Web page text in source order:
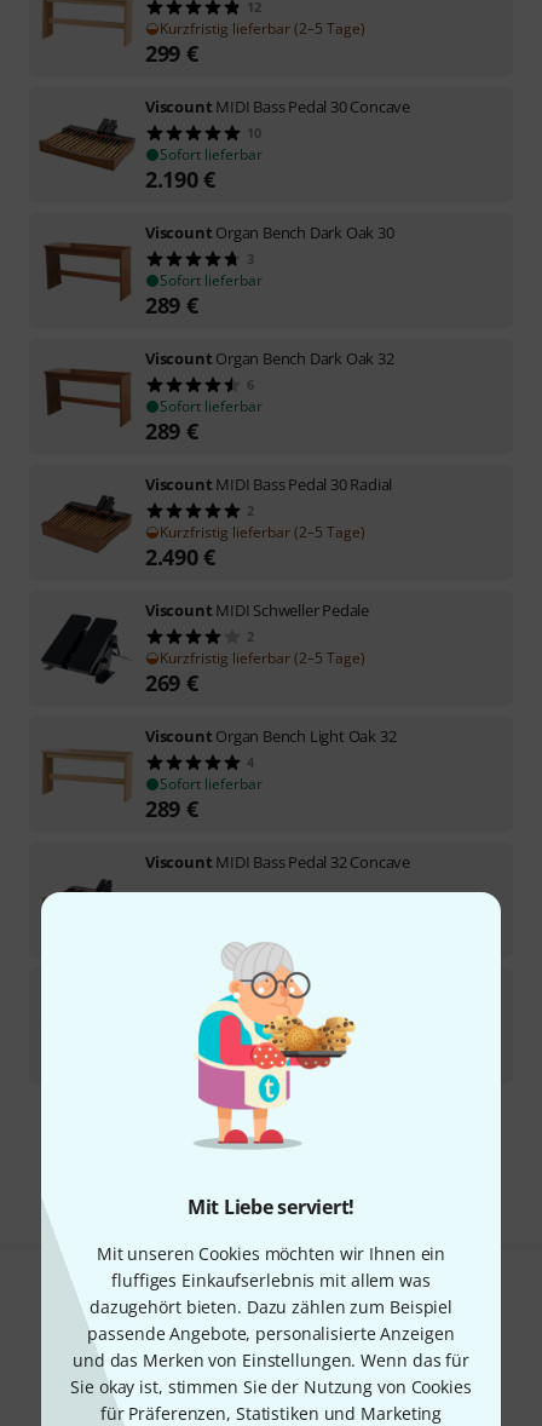
Mit Liebe serviert!
Mit unseren Cookies möchten wir Ihnen ein
fluffiges Einkaufserlebnis mit allem was
dazugehört bieten. Dazu zählen zum Beispiel
passende Angebote, personalisierte Anzeigen
und das Merken von Einstellungen. Wenn das für
Sie okay ist, stimmen Sie der Nutzung von Cookies
für Präferenzen, Statistiken und Marketing
12
Kurzfristig lieferbar (2–5 Tage)
299 €
Viscount MIDI Bass Pedal 30 Concave
10
Sofort lieferbar
2.190€
Viscount Organ Bench Dark Oak 30
3
Sofort lieferbar
289 €
Viscount Organ Bench Dark Oak 32
6
Sofort lieferbar
289 €
Viscount MIDI Bass Pedal 30 Radial
2
Kurzfristig lieferbar (2–5 Tage)
2.490€
Viscount MIDI Schweller Pedale
2
Kurzfristig lieferbar (2–5 Tage)
269 €
Viscount Organ Bench Light Oak 32
4
Sofort lieferbar
289 €
Viscount MIDI Bass Pedal 32 Concave
MIDI Bass Pedal 32 Radial C.
1
Sofort lieferbar
3.450€
Kostenloser Versand ab 29 €
Gefällt Ihnen, was Sie sehen?
Teilen Hilfe & Feedback